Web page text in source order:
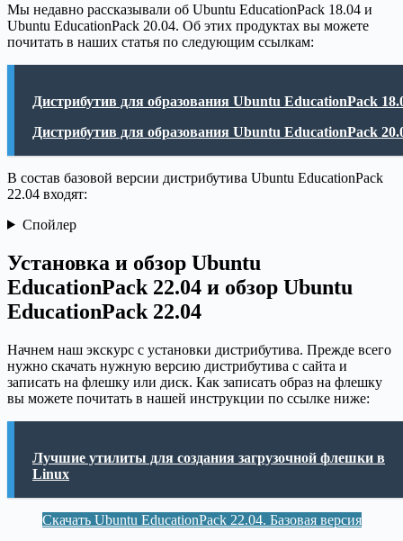
Мы недавно рассказывали об Ubuntu EducationPack 18.04 и
Ubuntu EducationPack 20.04. Об этих продуктах вы можете
почитать в наших статья по следующим ссылкам:
Дистрибутив для образования Ubuntu EducationPack
Дистрибутив для образования Ubuntu EducationPack
В состав базовой версии дистрибутива Ubuntu EducationPack
22.04 входят:
Спойлер
Установка и обзор Ubuntu
EducationPack 22.04 и обзор Ubuntu
EducationPack 22.04
Начнем наш экскурс с установки дистрибутива. Прежде всего
нужно скачать нужную версию дистрибутива с сайта и
записать на флешку или диск. Как записать образ на флешку
вы можете почитать в нашей инструкции по ссылке ниже:
Лучшие утилиты для создания загрузочной флешки в
Linux
Скачать Ubuntu EducationPack 22.04. Базовая версия